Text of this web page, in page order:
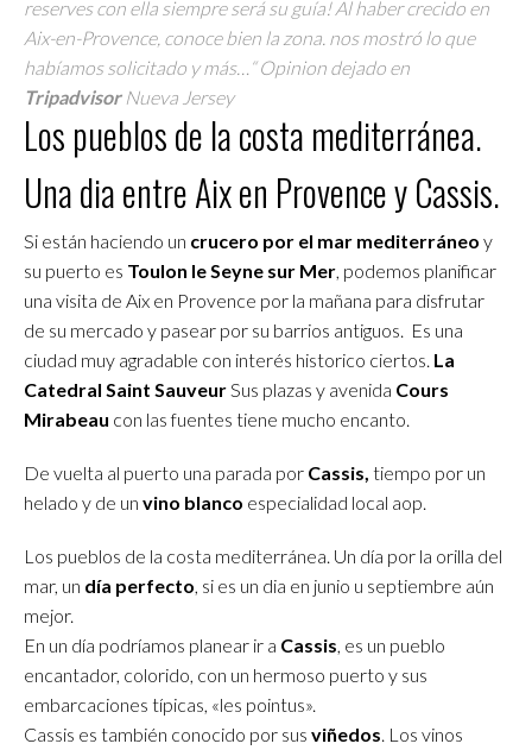
reserves con ella siempre será su guía! Al haber crecido en
Aix-en-Provence, conoce bien la zona. nos mostró lo que
habíamos solicitado y más…“ Opinion dejado en
TripadvisorNueva Jersey
Los pueblos de la costa mediterránea.
Una dia entre Aix en Provence y Cassis.
Si están haciendo un crucero por el mar mediterráneo y
su puerto es Toulon le Seyne sur Mer , podemos planificar
una visita de Aix en Provence por la mañana para disfrutar
de su mercado y pasear por su barrios antiguos. Es una
ciudad muy agradable con interés historico ciertos. La
Catedral Saint Sauveur Sus plazas y avenida Cours
Mirabeau con las fuentes tiene mucho encanto.
De vuelta al puerto una parada por Cassis, tiempo por un
helado y de un vino blanco especialidad local aop.
Los pueblos de la costa mediterránea. Un día por la orilla del
mar, un día perfecto , si es un dia en junio u septiembre aún
mejor.
En un día podríamos planear ir a Cassis , es un pueblo
encantador, colorido, con un hermoso puerto y sus
embarcaciones típicas, «les pointus».
Cassis es también conocido por sus viñedos . Los vinos